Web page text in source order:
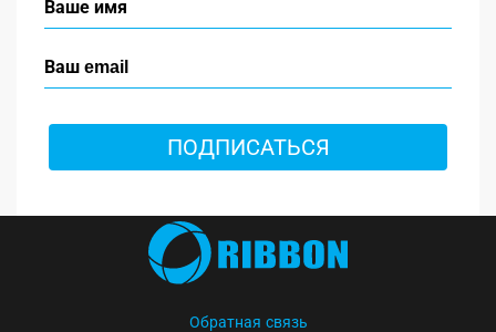
ПОДПИСАТЬСЯ
Обратная связь